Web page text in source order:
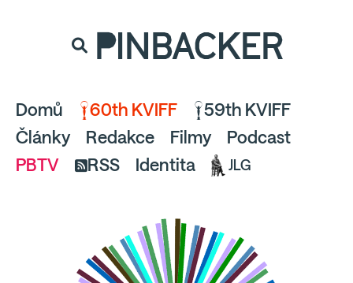
a pusťte se do čtení.
PINBACKER
Domů 60th KVIFF
59th KVIFF
Články
Redakce Filmy
Podcast
PBTV
RSS Identita JLG